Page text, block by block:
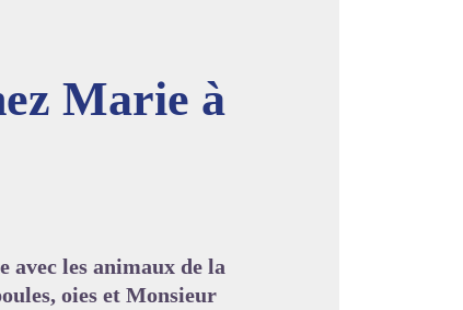
Marie à
avec les animaux de la
oies et Monsieur